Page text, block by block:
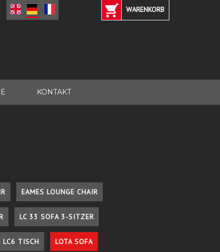
WARENKORB
KONTAKT
EAMES LOUNGE CHAIR
LC 33 SOFA 3-SITZER
LC6 TISCH LOTA SOFA